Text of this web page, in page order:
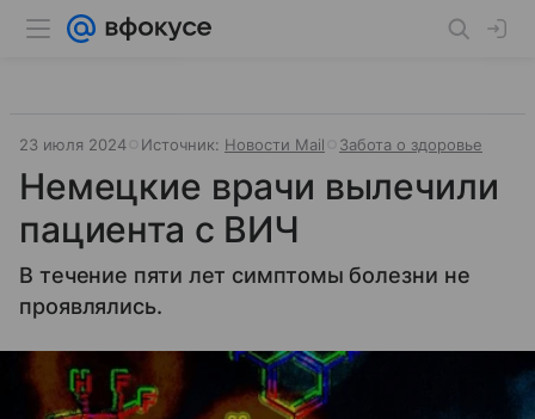
23 июля 2024 Источник: Новости Mail Забота о здоровье
Немецкие врачи вылечили
пациента с ВИЧ
В течение пяти лет симптомы болезни не
проявлялись.